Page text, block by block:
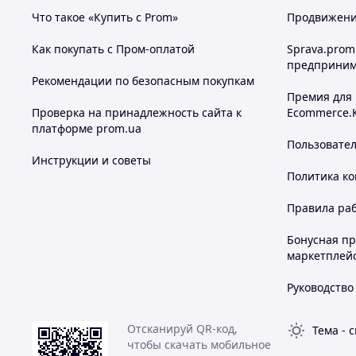
Похожие товары по характеристикам
Что такое «Купить с Prom»
Как покупать с Пром-оплатой
Рекомендации по безопасным покупкам
Проверка на принадлежность сайта к
платформе prom.ua
Инструкции и советы
Премия для
Политика
Правила
Бонусная
Отсканируй QR-код,
чтобы скачать мобильное
Тема -